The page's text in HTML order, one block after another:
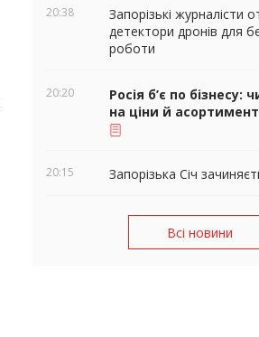
20:38
Запорізькі журналісти
детектори дронів для
роботи
20:20
Росія б’є по бізнесу:
на ціни й
20:15 Запорізька Січ
Всі новини